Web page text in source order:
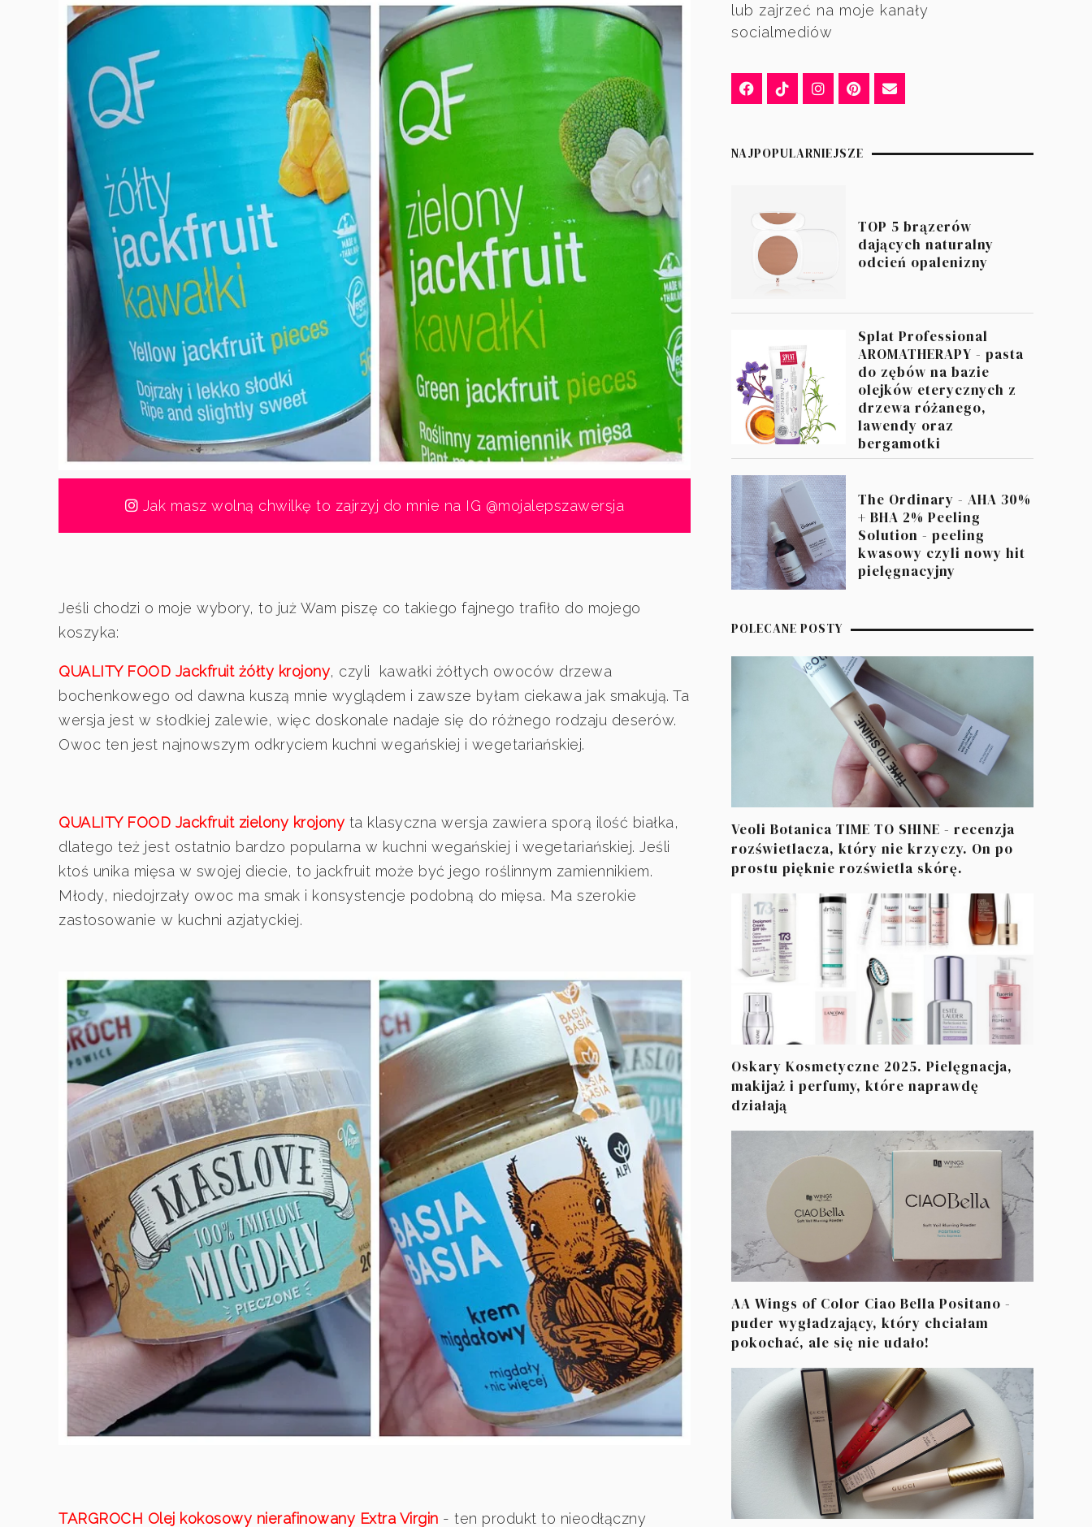
Jak masz wolną chwilkę to zajrzyj do mnie na IG @mojalepszawersja
Jeśli chodzi o moje wybory, to już Wam piszę co takiego fajnego trafiło do mojego
koszyka:
QUALITY FOOD Jackfruit żółty krojony, czyli kawałki żółtych owoców drzewa
bochenkowego od dawna kuszą mnie wyglądem i zawsze byłam ciekawa jak smakują. Ta
wersja jest w słodkiej zalewie, więc doskonale nadaje się do różnego rodzaju deserów.
Owoc ten jest najnowszym odkryciem kuchni wegańskiej i wegetariańskiej.
QUALITY FOOD Jackfruit zielony krojony ta klasyczna wersja zawiera sporą ilość białka,
dlatego też jest ostatnio bardzo popularna w kuchni wegańskiej i wegetariańskiej. Jeśli
ktoś unika mięsa w swojej diecie, to jackfruit może być jego roślinnym zamiennikiem.
Młody, niedojrzały owoc ma smak i konsystencje podobną do mięsa. Ma szerokie
zastosowanie w kuchni azjatyckiej.
TARGROCH Olej kokosowy nierafinowany Extra Virgin - ten produkt to nieodłączny
lub zajrzeć na moje kanały
socialmediów
NAJPOPULARNIEJSZE
TOP 5 brązerów
dających naturalny
odcień opalenizny
Splat Professional
AROMATHERAPY - pasta
do zębów na bazie
olejków eterycznych z
drzewa różanego,
lawendy oraz
bergamotki
The Ordinary - AHA 30%
+ BHA 2% Peeling
Solution - peeling
kwasowy czyli nowy hit
pielęgnacyjny
POLECANE POSTY
Veoli Botanica TIME TO SHINE - recenzja
rozświetlacza, który nie krzyczy. On po
prostu pięknie rozświetla skórę.
Oskary Kosmetyczne 2025. Pielęgnacja,
makijaż i perfumy, które naprawdę
działają
AA Wings of Color Ciao Bella Positano -
puder wygładzający, który chciałam
pokochać, ale się nie udało!